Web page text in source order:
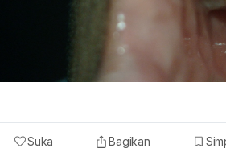
Suka Bagikan